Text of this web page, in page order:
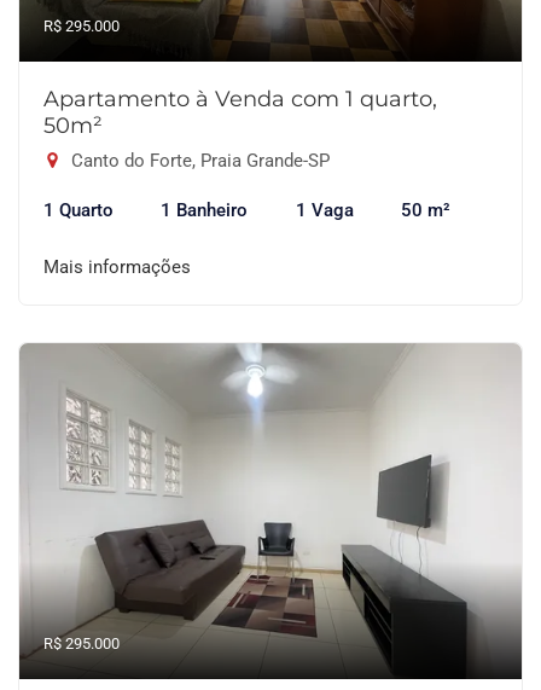
R$ 295.000
Apartamento à Venda com 1 quarto,
50m²
Canto do Forte, Praia Grande-SP
1 Quarto 1 Banheiro 1 Vaga 50 m²
Mais informações
R$ 295.000